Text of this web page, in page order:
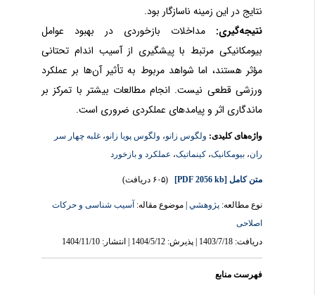
نتایج در این زمینه ناسازگار بود.
نتیجه‌گیری:
مداخلات بازخوردی در بهبود عوامل
بیومکانیکی مرتبط با پیشگیری از آسیب اندام تحتانی
مؤثر هستند، اما شواهد مربوط به تأثیر آن‌ها بر عملکرد
ورزشی قطعی نیست. انجام مطالعات بیشتر با تمرکز بر
ماندگاری اثر و پیامدهای عملکردی ضروری است.
واژه‌های کلیدی:ولگوس زانو ،ولگوس پویا زانو ،غلبه چهار سر
ران ،بیومکانیک،کینماتیک،عملکرد و بازخورد
متن کامل[PDF 2056 kb] (۶۰۵ دریافت)
نوع مطالعه:پژوهشي| موضوع مقاله:آسیب شناسی و حرکات
اصلاحی
دریافت: 1403/7/18 | پذیرش: 1404/5/12 | انتشار: 1404/11/10
فهرست منابع